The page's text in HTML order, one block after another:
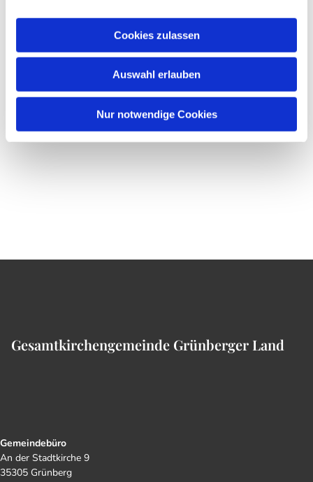
Cookies zulassen
Auswahl erlauben
Nur notwendige Cookies
Gesamtkirchengemeinde Grünberger Land
Gemeindebüro
An der Stadtkirche 9
35305 Grünberg